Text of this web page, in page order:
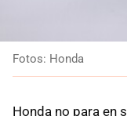
Fotos: Honda
Honda no para en